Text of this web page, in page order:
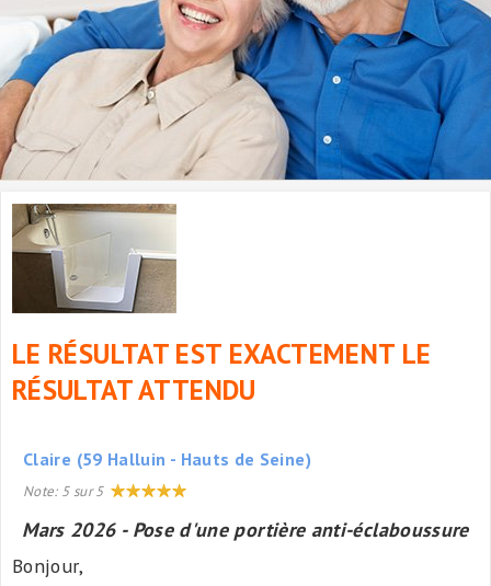
LE RÉSULTAT EST EXACTEMENT LE
RÉSULTAT ATTENDU
Claire (59 Halluin - Hauts de Seine)
Note: 5sur5
Mars 2026 - Pose d'une portière anti-éclaboussure
Bonjour,